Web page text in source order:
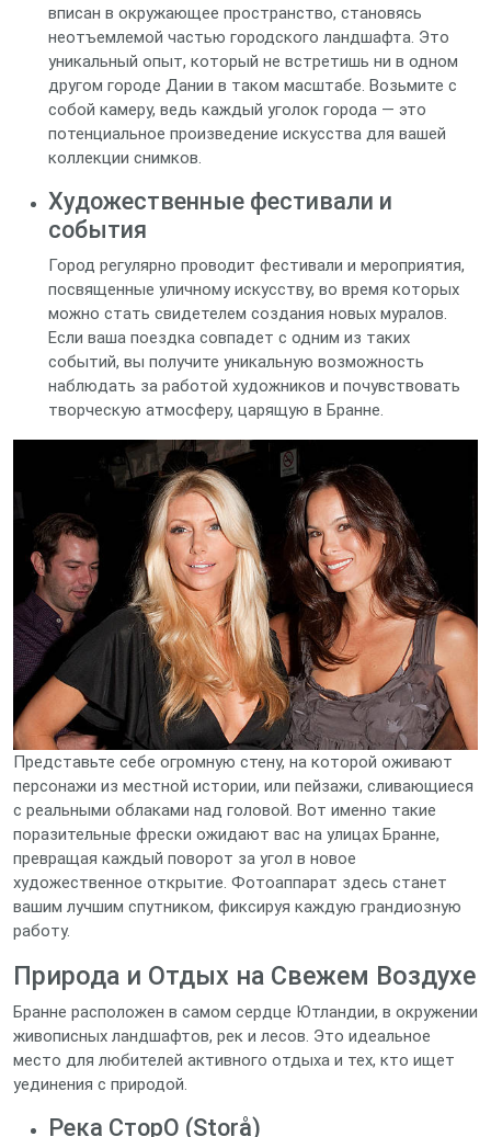
вписан в окружающее пространство, становясь
неотъемлемой частью городского ландшафта. Это
уникальный опыт, который не встретишь ни в одном
другом городе Дании в таком масштабе. Возьмите с
собой камеру, ведь каждый уголок города — это
потенциальное произведение искусства для вашей
коллекции снимков.
Художественные фестивали и
события
Город регулярно проводит фестивали и мероприятия,
посвященные уличному искусству, во время которых
можно стать свидетелем создания новых муралов.
Если ваша поездка совпадет с одним из таких
событий, вы получите уникальную возможность
наблюдать за работой художников и почувствовать
творческую атмосферу, царящую в Бранне.
Представьте себе огромную стену, на которой оживают
персонажи из местной истории, или пейзажи, сливающиеся
с реальными облаками над головой. Вот именно такие
поразительные фрески ожидают вас на улицах Бранне,
превращая каждый поворот за угол в новое
художественное открытие. Фотоаппарат здесь станет
вашим лучшим спутником, фиксируя каждую грандиозную
работу.
Природа и Отдых на Свежем Воздухе
Бранне расположен в самом сердце Ютландии, в окружении
живописных ландшафтов, рек и лесов. Это идеальное
место для любителей активного отдыха и тех, кто ищет
уединения с природой.
Река СторО (Storå)